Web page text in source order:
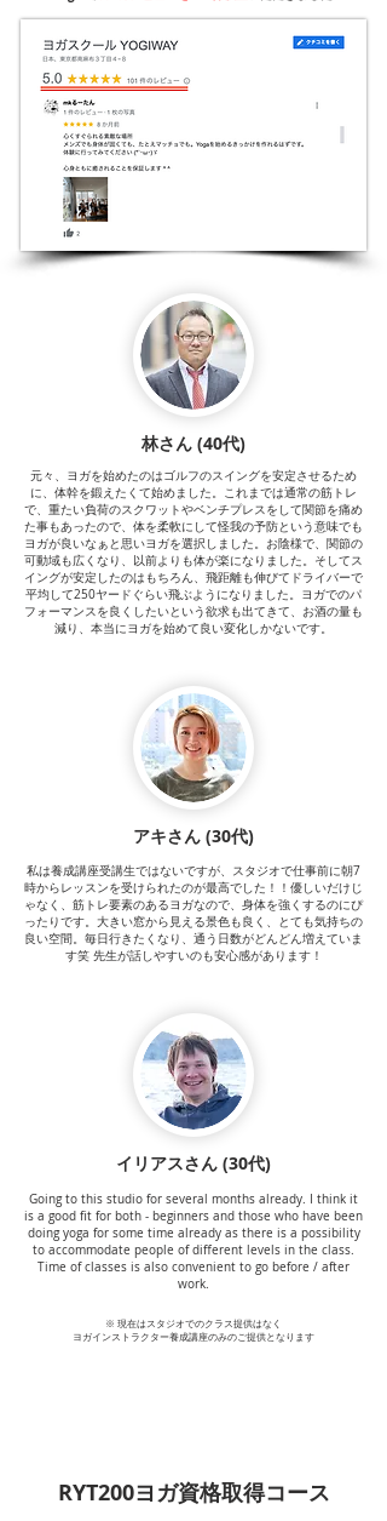
林さん (40代)
元々、ヨガを始めたのはゴルフのスイングを安定させるため
に、体幹を鍛えたくて始めました。これまでは通常の筋トレ
で、重たい負荷のスクワットやベンチプレスをして関節を痛め
た事もあったので、体を柔軟にして怪我の予防という意味でも
ヨガが良いなぁと思いヨガを選択しました。お陰様で、関節の
可動域も広くなり、以前よりも体が楽になりました。そしてス
イングが安定したのはもちろん、飛距離も伸びてドライバーで
平均して250ヤードぐらい飛ぶようになりました。ヨガでのパ
フォーマンスを良くしたいという欲求も出てきて、お酒の量も
減り、本当にヨガを始めて良い変化しかないです。
アキさん (30代)
私は養成講座受講生ではないですが、スタジオで仕事前に朝7
時からレッスンを受けられたのが最高でした！！ 優しいだけじ
ゃなく、筋トレ要素のあるヨガなので、身体を強くするのにぴ
ったりです。 大きい窓から見える景色も良く、とても気持ちの
良い空間。毎日行きたくなり、通う日数がどんどん増えていま
す笑 先生が話しやすいのも安心感があります！
イリアスさん (30代)
Going to this studio for several months already. I think it
is a good fit for both - beginners and those who have been
doing yoga for some time already as there is a possibility
to accommodate people of different levels in the class.
Time of classes is also convenient to go before / after
work.
※ 現在はスタジオでのクラス提供はなく
ヨガインストラクター養成講座のみのご提供となります
RYT200ヨガ資格取得コース